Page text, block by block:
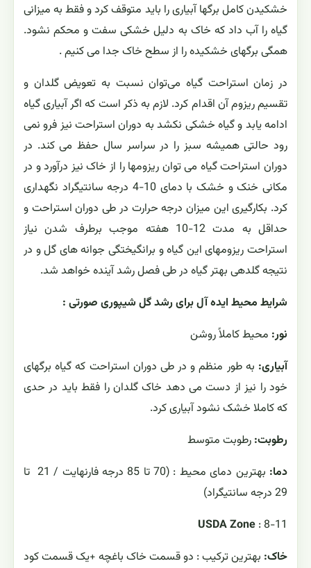
خشکیدن کامل برگها آبیاری را باید متوقف کرد و فقط به میزانی
گیاه را آب داد که خاک به دلیل خشکی سفت و محکم نشود.
همگی برگهای خشکیده را از سطح خاک جدا می کنیم .
در زمان استراحت گیاه می‌توان نسبت به تعویض گلدان و
تقسیم ریزوم آن اقدام کرد. لازم به ذکر است که اگر آبیاری گیاه
ادامه یابد و گیاه خشکی نکشد به دوران استراحت نیز فرو نمی
رود حالتی همیشه سبز را در سراسر سال حفظ می کند. در
دوران استراحت گیاه می توان ریزومها را از خاک نیز درآورد و در
مکانی خنک و خشک با دمای 10-4 درجه سانتیگراد نگهداری
کرد. بکارگیری این میزان درجه حرارت در طی دوران استراحت و
حداقل به مدت 12-10 هفته موجب برطرف شدن نیاز
استراحت ریزومهای این گیاه و برانگیختگی جوانه های گل و در
نتیجه گلدهی بهتر گیاه در طی فصل رشد آینده خواهد شد.
شرایط محیط ایده آل برای رشد گل شیپوری صورتی :
نور: محیط کاملاً روشن
آبیاری: به طور منظم و در طی دوران استراحت که گیاه برگهای
خود را نیز از دست می دهد خاک گلدان را فقط باید در حدی
که کاملا خشک نشود آبیاری کرد.
رطوبت: رطوبت متوسط
دما:
بهترین دمای محیط : (70 تا 85 درجه فارنهایت / 21 تا
29 درجه سانتیگراد)
USDA Zone : 8-11
خاک: بهترین ترکیب : دو قسمت خاک باغچه +یک قسمت کود